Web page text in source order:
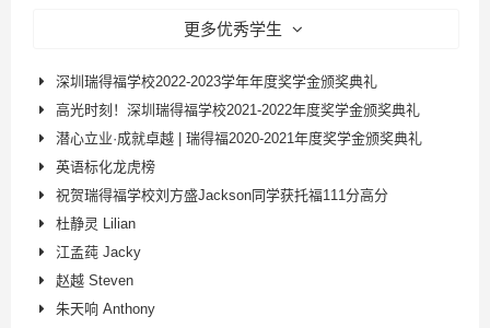
更多优秀学生
深圳瑞得福学校2022-2023学年年度奖学金颁奖典礼
高光时刻！深圳瑞得福学校2021-2022年度奖学金颁奖典礼
潜心立业·成就卓越 | 瑞得福2020-2021年度奖学金颁奖典礼
英语标化龙虎榜
祝贺瑞得福学校刘方盛Jackson同学获托福111分高分
杜静灵 Lilian
江孟莼 Jacky
赵越 Steven
朱天响 Anthony